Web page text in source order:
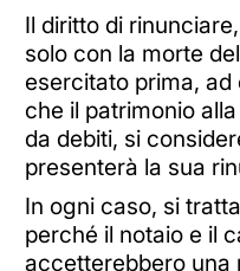
Il diritto di
solo con la morte del
esercitato prima,
che il patrimonio
da debiti, si
presenterà la sua
In ogni caso, si
perché il notaio e il
accetterebbero una